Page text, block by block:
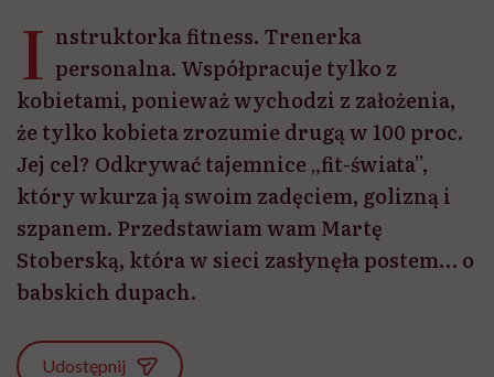
I nstruktorka fitness. Trenerka
personalna. Współpracuje tylko z
kobietami, ponieważ wychodzi z założenia,
że tylko kobieta zrozumie drugą w 100 proc.
Jej cel? Odkrywać tajemnice „fit-świata”,
który wkurza ją swoim zadęciem, golizną i
szpanem. Przedstawiam wam Martę
Stoberską, która w sieci zasłynęła postem… o
babskich dupach.
Udostępnij